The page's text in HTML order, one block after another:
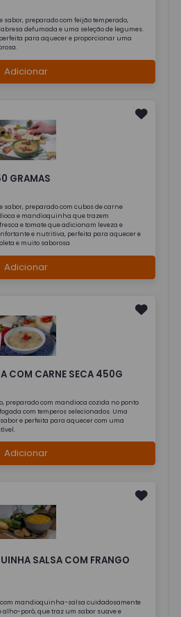
sabor, preparado com feijão temperado,
defumada e uma seleção de legumes.
para aquecer e proporcionar uma
Adicionar
GRAMAS
sabor, preparado com cubos de carne
e mandioquinha que trazem
e tomate que adicionam leveza e
e nutritiva, perfeita para aquecer e
e muito saborosa
Adicionar
COM CARNE SECA 450G
preparado com mandioca cozida no ponto
com temperos selecionados. Uma
e perfeita para aquecer com uma
Adicionar
SALSA COM FRANGO
com mandioquinha-salsa cuidadosamente
alho-poró, que traz um sabor suave e